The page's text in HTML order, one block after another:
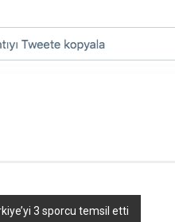
3 sporcu temsil etti